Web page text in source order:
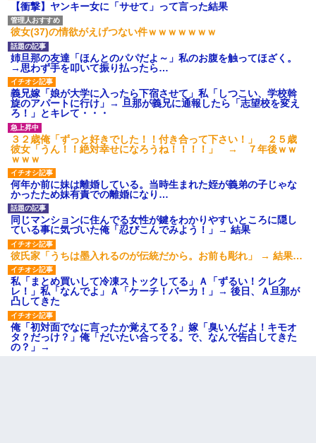
【衝撃】ヤンキー女に「サせて」って言った結果
彼女(37)の情欲がえげつない件ｗｗｗｗｗｗｗ
姉旦那の友達「ほんとのパパだよ～」私のお腹を触ってほざく。
→思わず手を叩いて振り払ったら…
義兄嫁「娘が大学に入ったら下宿させて」私「しつこい、学校斡
旋のアパートに行け」→ 旦那が義兄に通報したら「志望校を変え
ろ！」とキレて・・・
３２歳俺「ずっと好きでした！！付き合って下さい！」 ２５歳
彼女「うん！！絶対幸せになろうね！！！！」 → ７年後ｗｗ
ｗｗｗ
何年か前に妹は離婚している。当時生まれた姪が義弟の子じゃな
かったため妹有責での離婚になり…
同じマンションに住んでる女性が鍵をわかりやすいところに隠し
ている事に気づいた俺「忍びこんでみよう！」→ 結果
彼氏家「うちは墨入れるのが伝統だから。お前も彫れ」 → 結果…
私「まとめ買いして冷凍ストックしてる」Ａ「ずるい！クレク
レ！」私「なんでよ」Ａ「ケーチ！バーカ！」→ 後日、Ａ旦那が
凸してきた
俺「初対面でなに言ったか覚えてる？」嫁「臭いんだよ！キモオ
タ？だっけ？」俺「だいたい合ってる。で、なんで告白してきた
の？」→